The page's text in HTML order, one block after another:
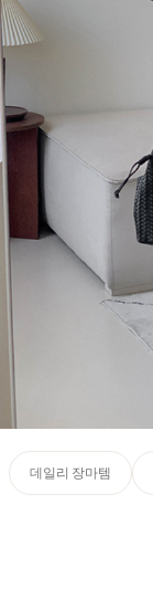
데일리 장마템